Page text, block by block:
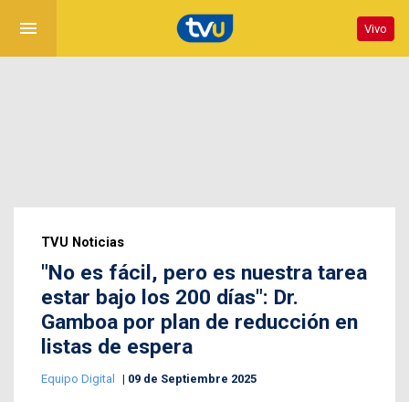
menu Vivo
TVU Noticias
"No es fácil, pero es nuestra tarea
estar bajo los 200 días": Dr.
Gamboa por plan de reducción en
listas de espera
Equipo Digital 09 de Septiembre 2025